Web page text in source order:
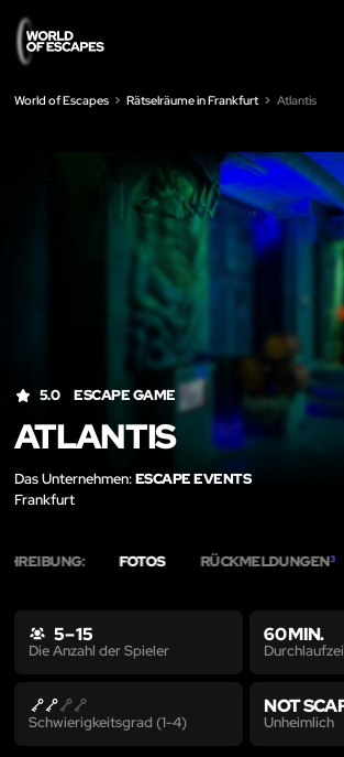
World of Escapes Rätselräume in Frankfurt Atlantis
5.0 ESCAPE GAME
ATLANTIS
Das Unternehmen:ESCAPE EVENTS
Frankfurt
FOTOS RÜCKMELDUNGEN3
5 – 15
Die Anzahl der Spieler
60 MIN.
Schwierigkeitsgrad (1-4)
NOT
Unheimlich